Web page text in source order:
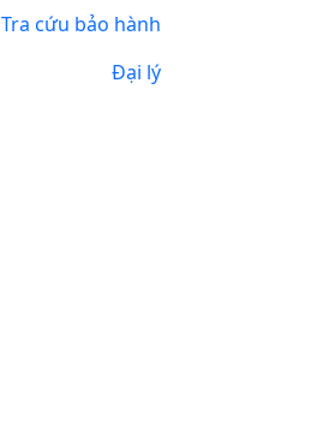
Tra cứu bảo hành
Đại lý